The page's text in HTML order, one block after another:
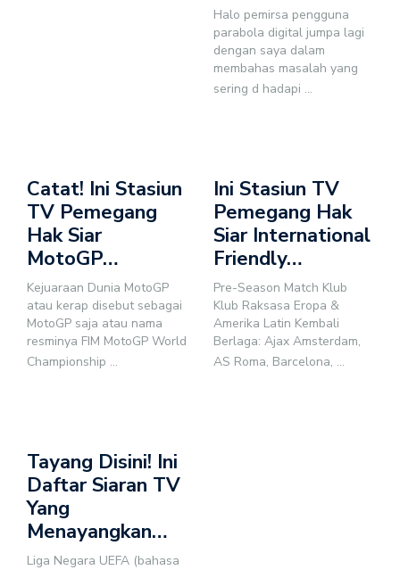
Halo pemirsa pengguna
parabola digital jumpa lagi
dengan saya dalam
membahas masalah yang
sering d hadapi ...
Catat! Ini Stasiun
TV Pemegang
Hak Siar
MotoGP…
Kejuaraan Dunia MotoGP
atau kerap disebut sebagai
MotoGP saja atau nama
resminya FIM MotoGP World
Championship ...
Ini Stasiun TV
Pemegang Hak
Siar International
Friendly…
Pre-Season Match Klub
Klub Raksasa Eropa &
Amerika Latin Kembali
Berlaga: Ajax Amsterdam,
AS Roma, Barcelona, ...
Tayang Disini! Ini
Daftar Siaran TV
Yang
Menayangkan…
Liga Negara UEFA (bahasa